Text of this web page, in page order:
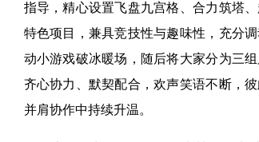
指导，精心设置飞盘九宫格、合力筑塔
特色项目，兼具竞技性与趣味性，充分
动小游戏破冰暖场，随后将大家分为三
齐心协力、默契配合，欢声笑语不断，
并肩协作中持续升温。